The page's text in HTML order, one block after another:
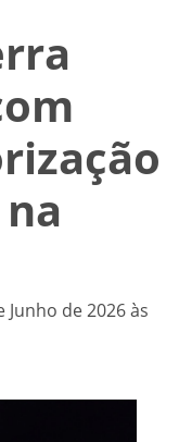
de 2026 às